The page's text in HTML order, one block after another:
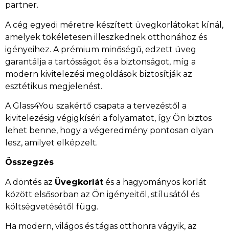
partner.
A cég egyedi méretre készített üvegkorlátokat kínál,
amelyek tökéletesen illeszkednek otthonához és
igényeihez. A prémium minőségű, edzett üveg
garantálja a tartósságot és a biztonságot, míg a
modern kivitelezési megoldások biztosítják az
esztétikus megjelenést.
A Glass4You szakértő csapata a tervezéstől a
kivitelezésig végigkíséri a folyamatot, így Ön biztos
lehet benne, hogy a végeredmény pontosan olyan
lesz, amilyet elképzelt.
Összegzés
A döntés az Üvegkorlát és a hagyományos korlát
között elsősorban az Ön igényeitől, stílusától és
költségvetésétől függ.
Ha modern, világos és tágas otthonra vágyik, az